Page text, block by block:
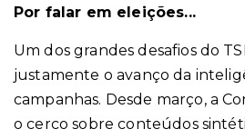
Por falar em eleições...
Um dos grandes desafios do
justamente o avanço da
campanhas. Desde março, a
o cerco sobre conteúdos